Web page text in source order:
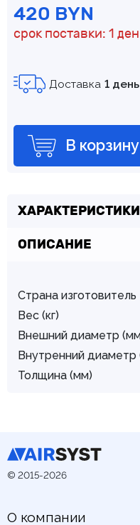
420 BYN
срок поставки: 1
Доставка 1 день
В корзину
ХАРАКТЕРИСТИКИ
ОПИСАНИЕ
Страна изготовитель
Вес (кг)
Внешний диаметр
Внутренний диаметр
Толщина (мм)
© 2015-2026
О компании